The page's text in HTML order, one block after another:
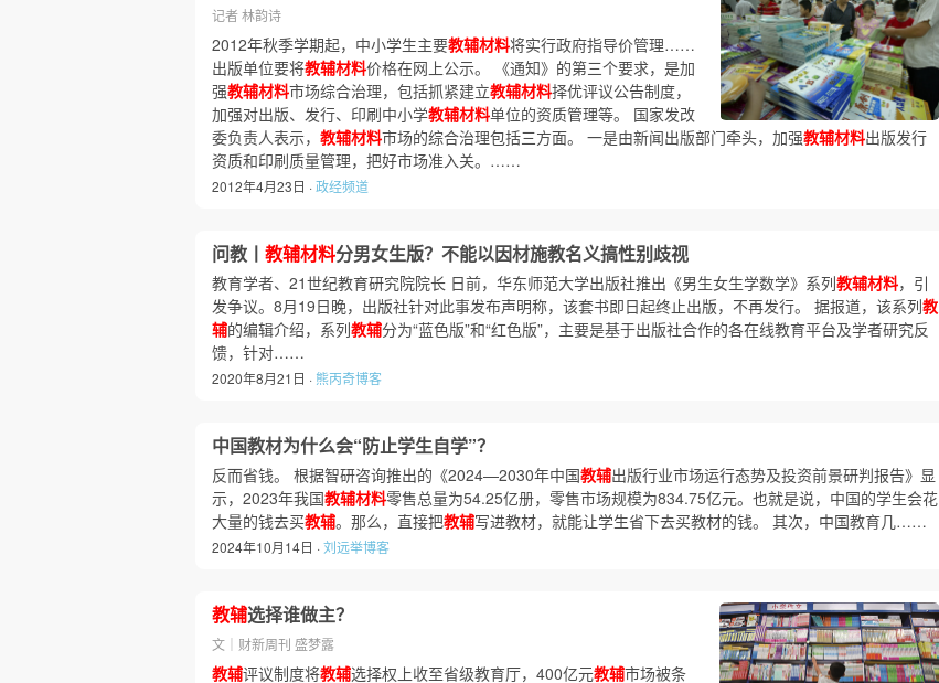
记者 林韵诗
2012年秋季学期起，中小学生主要教辅材料将实行政府指导价管理……
出版单位要将教辅材料价格在网上公示。 《通知》的第三个要求，是加
强教辅材料市场综合治理，包括抓紧建立教辅材料择优评议公告制度，
加强对出版、发行、印刷中小学教辅材料单位的资质管理等。 国家发改
委负责人表示， 教辅材料市场的综合治理包括三方面。 一是由新闻出版部门牵头，加强教辅材料出版发行
资质和印刷质量管理，把好市场准入关。……
2012年4月23日 ·政经频道
问教丨 教辅材料分男女生版？不能以因材施教名义搞性别歧视
教育学者、21世纪教育研究院院长 日前，华东师范大学出版社推出《男生女生学数学》系列教辅材料，引
发争议。8月19日晚，出版社针对此事发布声明称，该套书即日起终止出版，不再发行。 据报道，该系列教
辅的编辑介绍，系列教辅分为“蓝色版”和“红色版”，主要是基于出版社合作的各在线教育平台及学者研究反
馈，针对……
2020年8月21日 · 熊丙奇博客
中国教材为什么会“防止学生自学”？
反而省钱。 根据智研咨询推出的《2024—2030年中国教辅出版行业市场运行态势及投资前景研判报告》显
示，2023年我国教辅材料零售总量为54.25亿册，零售市场规模为834.75亿元。也就是说，中国的学生会花
大量的钱去买教辅。那么，直接把教辅写进教材，就能让学生省下去买教材的钱。 其次，中国教育几……
2024年10月14日 ·刘远举博客
教辅选择谁做主？
文｜财新周刊 盛梦露
教辅评议制度将教辅选择权上收至省级教育厅，400亿元教辅市场被条